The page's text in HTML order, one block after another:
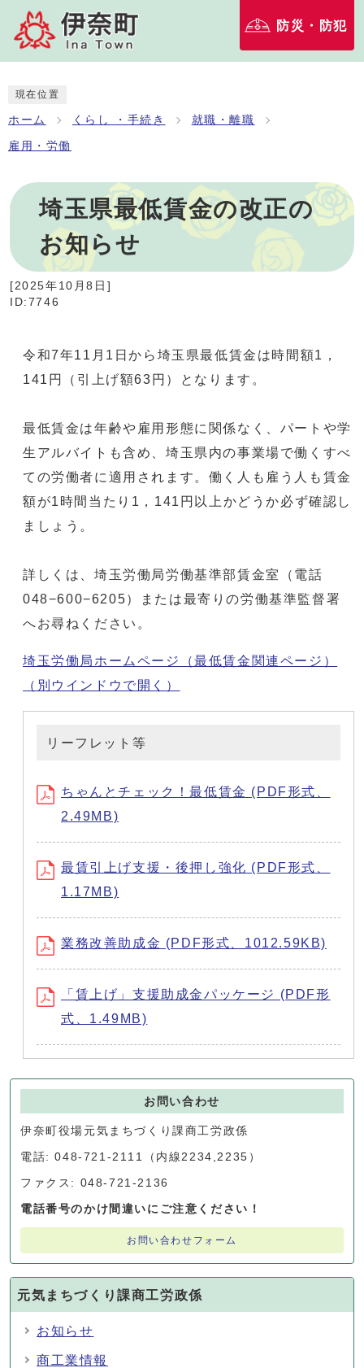
防災・防犯
現在位置
ホーム くらし ・手続き 就職・離職
雇用・労働
埼玉県最低賃金の改正の
お知らせ
[2025年10月8日 ]
ID:7746
令和7年11月1日から埼玉県最低賃金は時間額1，
141円（引上げ額63円）となります。
最低賃金は年齢や雇用形態に関係なく、パートや学
生アルバイトも含め、埼玉県内の事業場で働くすべ
ての労働者に適用されます。働く人も雇う人も賃金
額が1時間当たり1，141円以上かどうか必ず確認し
ましょう。
詳しくは、埼玉労働局労働基準部賃金室（電話
048−600−6205）または最寄りの労働基準監督署
へお尋ねください。
埼玉労働局ホームページ（最低賃金関連ページ）
（別ウインドウで開く）
リーフレット等
ちゃんとチェック！最低賃金 (PDF形式、
2.49MB)
最賃引上げ支援・後押し強化 (PDF形式、
1.17MB)
業務改善助成金 (PDF形式、1012.59KB)
「賃上げ」支援助成金パッケージ (PDF形
式、1.49MB)
お問い合わせ
伊奈町役場元気まちづくり課商工労政係
電話: 048-721-2111（内線2234,2235）
ファクス: 048-721-2136
電話番号のかけ間違いにご注意ください！
お問い合わせフォーム
元気まちづくり課商工労政係
お知らせ
商工業情報